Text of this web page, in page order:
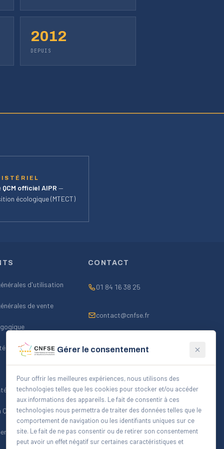
2012
DEPUIS
QCM officiel AIPR —
écologique (MTECT)
d'utilisation
de vente
formées
CONTACT
01 84 16 38 25
contact@cnfse.fr
FORMULAIRE CONTACT
Gérer le consentement
Pour offrir les meilleures expériences, nous utilisons des
technologies telles que les cookies pour stocker et/ou accéder
aux informations des appareils. Le fait de consentir à ces
technologies nous permettra de traiter des données telles que le
comportement de navigation ou les identifiants uniques sur ce
site. Le fait de ne pas consentir ou de retirer son consentement
peut avoir un effet négatif sur certaines caractéristiques et